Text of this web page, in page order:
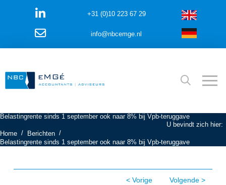
+31 (0)10 223 67 29
info@nbcemge.nl
Belastingrente sinds 1 september ook naar 8% bij Vpb-teruggave
U bevindt zich hier:
Home / Berichten /
Belastingrente sinds 1 september ook naar 8% bij Vpb-teruggave
< Vorige Volgende >